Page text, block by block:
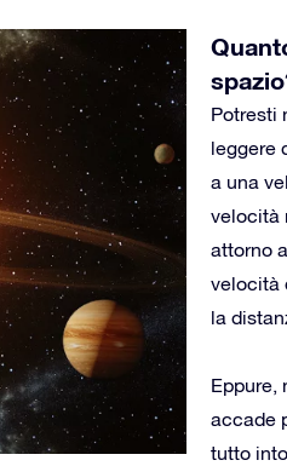
Potresti
leggere
a una
velocità
attorno
velocità
la
Eppure,
accade
tutto